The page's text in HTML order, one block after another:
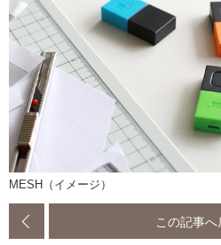
MESH（イメージ）
この記事へ